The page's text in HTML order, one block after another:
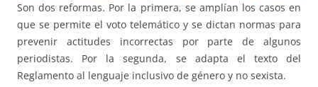
Son dos reformas. Por la primera, se amplían los casos en
que se permite el voto telemático y se dictan normas para
prevenir actitudes incorrectas por parte de algunos
periodistas. Por la segunda, se adapta el texto del
Reglamento al lenguaje inclusivo de género y no sexista.